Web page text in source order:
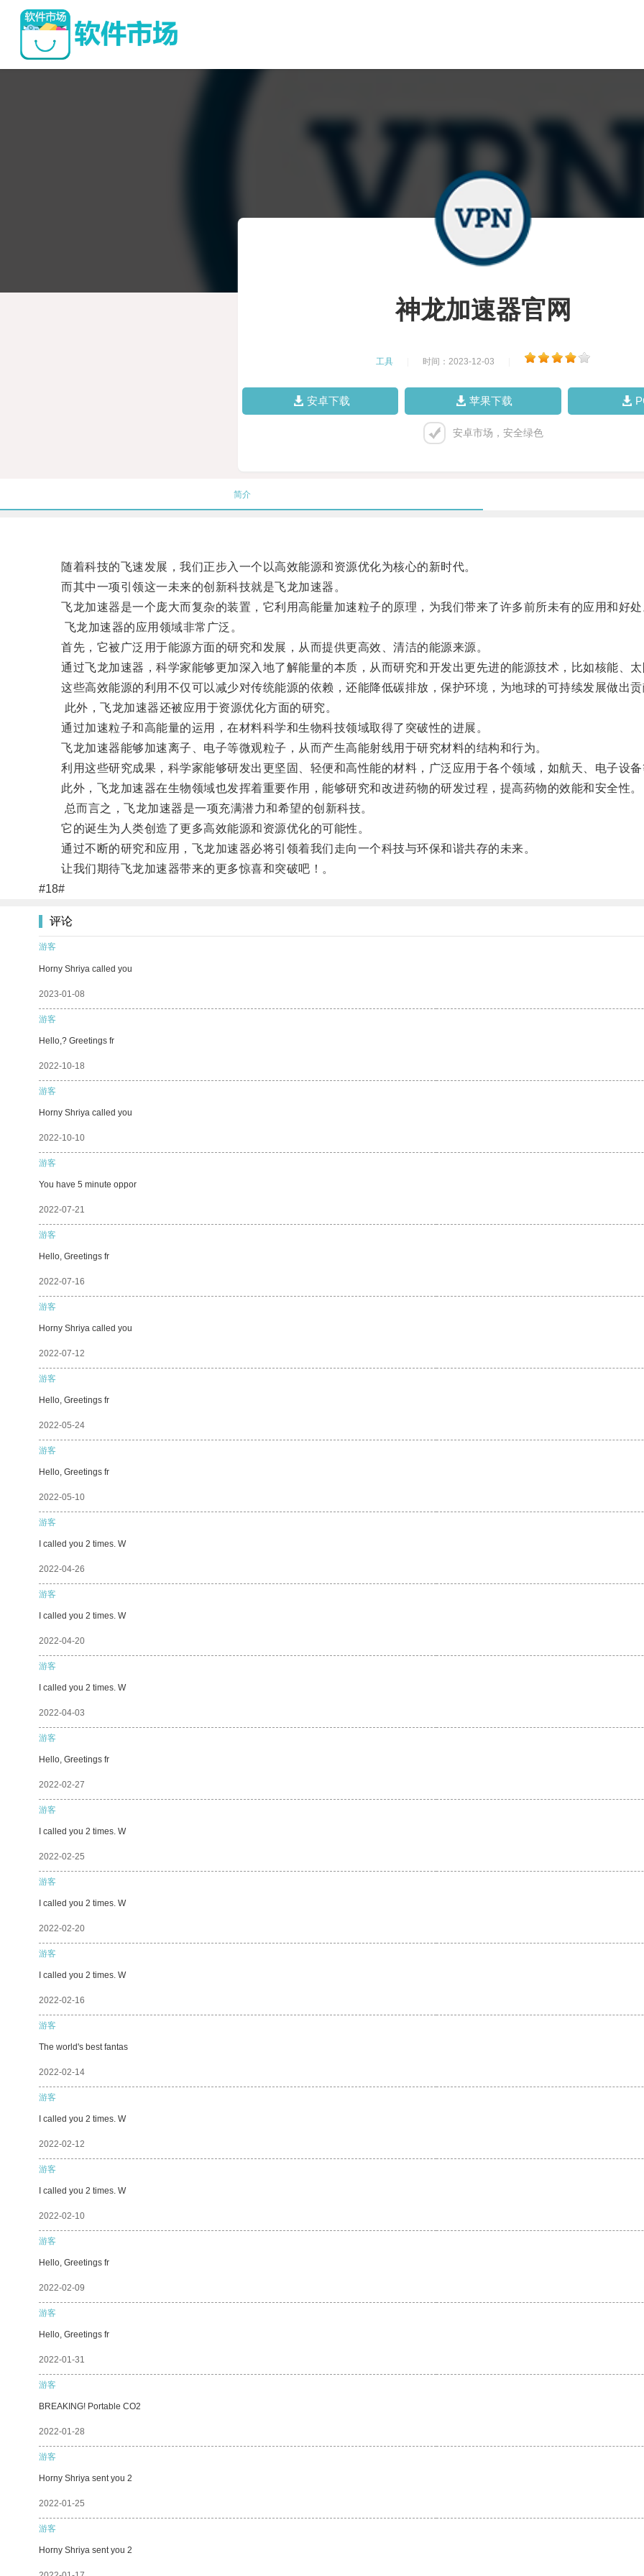
神龙加速器官网
工具 时间：2023-12-03
安卓下载 苹果下载
安卓市场，安全绿色
简介
随着科技的飞速发展，我们正步入一个以高效能源和资源优化为核心的新时代。
而其中一项引领这一未来的创新科技就是飞龙加速器。
飞龙加速器是一个庞大而复杂的装置，它利用高能量加速粒子的原理，为我们带来了许多前所未有的应用和好处
飞龙加速器的应用领域非常广泛。
首先，它被广泛用于能源方面的研究和发展，从而提供更高效、清洁的能源来源。
通过飞龙加速器，科学家能够更加深入地了解能量的本质，从而研究和开发出更先进的能源技术，比如核能、太
这些高效能源的利用不仅可以减少对传统能源的依赖，还能降低碳排放，保护环境，为地球的可持续发展做出贡
此外，飞龙加速器还被应用于资源优化方面的研究。
通过加速粒子和高能量的运用，在材料科学和生物科技领域取得了突破性的进展。
飞龙加速器能够加速离子、电子等微观粒子，从而产生高能射线用于研究材料的结构和行为。
利用这些研究成果，科学家能够研发出更坚固、轻便和高性能的材料，广泛应用于各个领域，如航天、电子设备
此外，飞龙加速器在生物领域也发挥着重要作用，能够研究和改进药物的研发过程，提高药物的效能和安全性。
总而言之，飞龙加速器是一项充满潜力和希望的创新科技。
它的诞生为人类创造了更多高效能源和资源优化的可能性。
通过不断的研究和应用，飞龙加速器必将引领着我们走向一个科技与环保和谐共存的未来。
让我们期待飞龙加速器带来的更多惊喜和突破吧！。
#18#
评论
游客
Horny Shriya called you
2023-01-08
游客
Hello,? Greetings fr
2022-10-18
游客
Horny Shriya called you
2022-10-10
游客
You have 5 minute oppor
2022-07-21
游客
Hello, Greetings fr
2022-07-16
游客
Horny Shriya called you
2022-07-12
游客
Hello, Greetings fr
2022-05-24
游客
Hello, Greetings fr
2022-05-10
游客
I called you 2 times. W
2022-04-26
游客
I called you 2 times. W
2022-04-20
游客
I called you 2 times. W
2022-04-03
游客
Hello, Greetings fr
2022-02-27
游客
I called you 2 times. W
2022-02-25
游客
I called you 2 times. W
2022-02-20
游客
I called you 2 times. W
2022-02-16
游客
The world's best fantas
2022-02-14
游客
I called you 2 times. W
2022-02-12
游客
I called you 2 times. W
2022-02-10
游客
Hello, Greetings fr
2022-02-09
游客
Hello, Greetings fr
2022-01-31
游客
BREAKING! Portable CO2
2022-01-28
游客
Horny Shriya sent you 2
2022-01-25
游客
Horny Shriya sent you 2